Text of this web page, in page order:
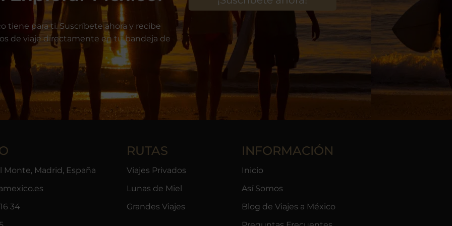
tiene para ti. Suscríbete ahora y recibe
de viaje directamente en tu bandeja de
Monte, Madrid, España
34
RUTAS
Viajes Privados
Lunas de Miel
Grandes Viajes
INFORMACIÓN
Inicio
Así Somos
Blog de Viajes a México